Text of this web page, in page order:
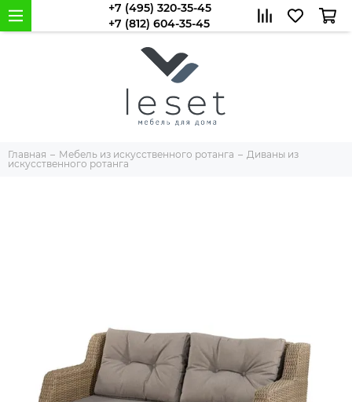
+7 (495) 320-35-45
+7 (812) 604-35-45
Главная Мебель из искусственного ротанга
Диваны из
искусственного ротанга